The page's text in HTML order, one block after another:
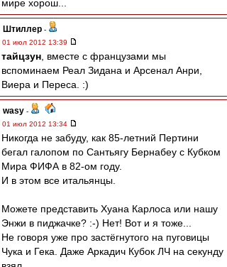
мире хорош...
Штиллер -
01 июл 2012 13:39
тайцзун , вместе с французами мы
вспоминаем Реал Зидана и Арсенал Анри,
Виера и Переса. :)
wasy -
01 июл 2012 13:34
Никогда не забуду, как 85-летний Пертини
бегал галопом по Сантьягу Бернабеу с Кубком
Мира ФИФА в 82-ом году.
И в этом все итальянцы.
Можете представить Хуана Карлоса или нашу
Энжи в пиджачке? :-) Нет! Вот и я тоже...
Не говоря уже про застёгнутого на пуговицы
Чука и Гека. Даже Аркадич Кубок ЛЧ на секунду